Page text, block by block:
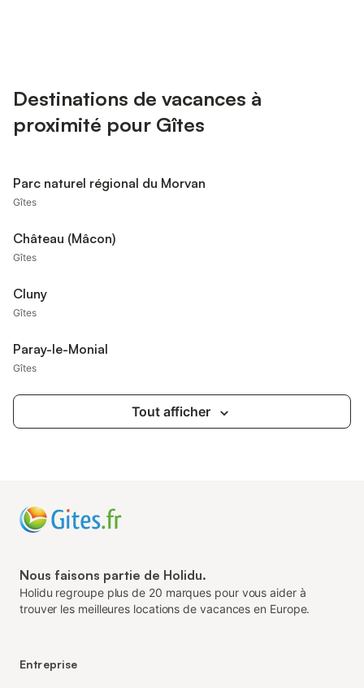
Destinations de vacances à
proximité pour Gîtes
Parc naturel régional du Morvan
Gîtes
Château (Mâcon)
Gîtes
Cluny
Gîtes
Paray-le-Monial
Gîtes
Tout afficher
Nous faisons partie de Holidu.
Holidu regroupe plus de 20 marques pour vous aider à
trouver les meilleures locations de vacances en Europe.
Entreprise